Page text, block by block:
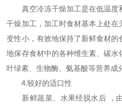
真空冷冻干燥加工是在低温度
干燥加工，加工时食材基本上处
变性小，有效地保持了新鲜食材
地保存食材中的各种维生素、碳
叶绿素、生物酶、氨基酸等营养成
4.较好的适口性
新鲜蔬菜、水果经脱水后 ，由